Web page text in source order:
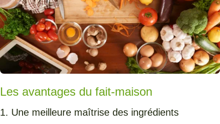
Les avantages du fait-maison
1. Une meilleure maîtrise des ingrédients